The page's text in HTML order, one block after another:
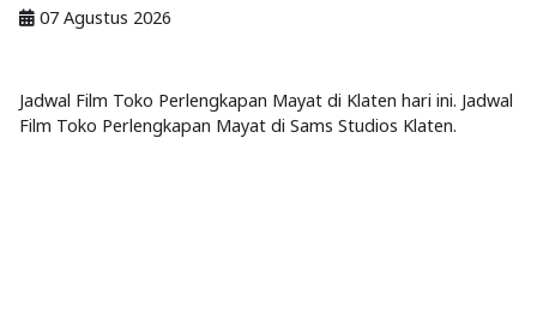
07 Agustus 2026
Jadwal Film Toko Perlengkapan Mayat di Klaten hari ini. Jadwal
Film Toko Perlengkapan Mayat di Sams Studios Klaten.